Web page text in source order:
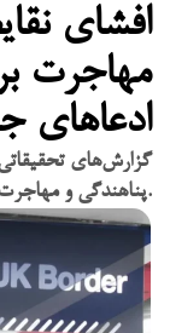
افشای
مهاجرت
ادعاهای
گزارش‌های
پناهندگی و مهاجرت در بریتانیا اشاره می‌کنند.